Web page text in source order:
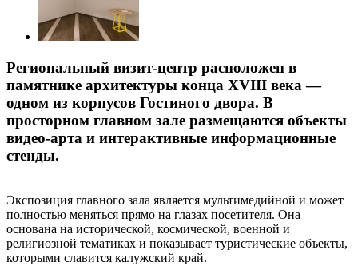
Региональный визит-центр расположен в
памятнике архитектуры конца XVIII века —
одном из корпусов Гостиного двора. В
просторном главном зале размещаются объекты
видео-арта и интерактивные информационные
стенды.
Экспозиция главного зала является мультимедийной и может
полностью меняться прямо на глазах посетителя. Она
основана на исторической, космической, военной и
религиозной тематиках и показывает туристические объекты,
которыми славится калужский край.